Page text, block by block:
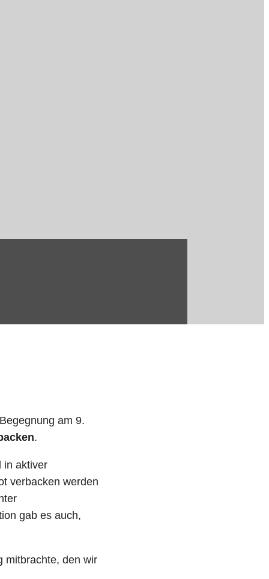
am 9.
.
in aktiver
verbacken werden
gab es auch,
mitbrachte, den wir